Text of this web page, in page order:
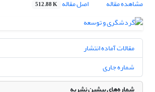
مشاهده مقاله
اصل مقاله 512.88 K
مقالات آماده انتشار
شماره جاری
شماره‌های پیشین نشریه